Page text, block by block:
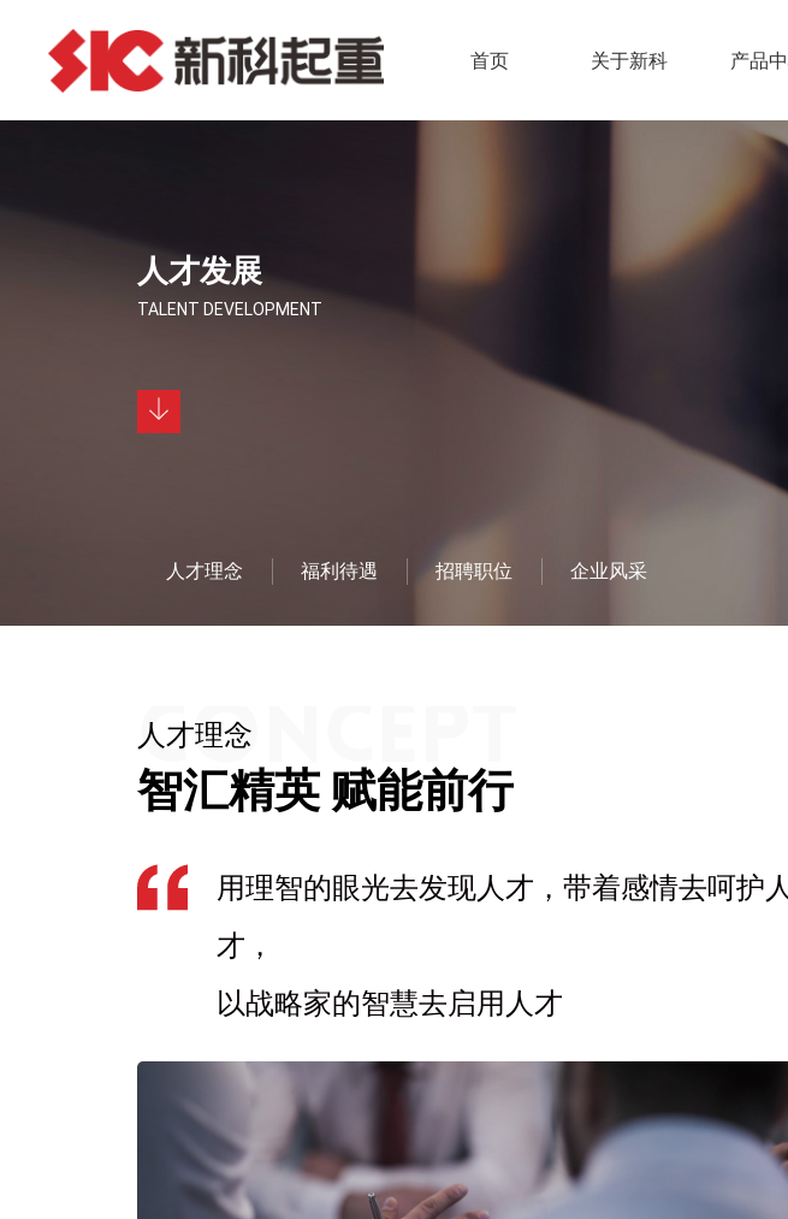
首页 关于新科 产品
人才发展
TALENT DEVELOPMENT
人才理念 福利待遇 招聘职位 企业风采
人才理念
智汇精英 赋能前行
用理智的眼光去发现人才，带着感情去呵护人
才，
以战略家的智慧去启用人才